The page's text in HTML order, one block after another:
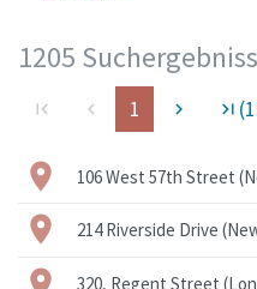
1205
first_page navigate_before 1 navigate_next last_page
106 West 57th Street
214 Riverside Drive
320, Regent Street